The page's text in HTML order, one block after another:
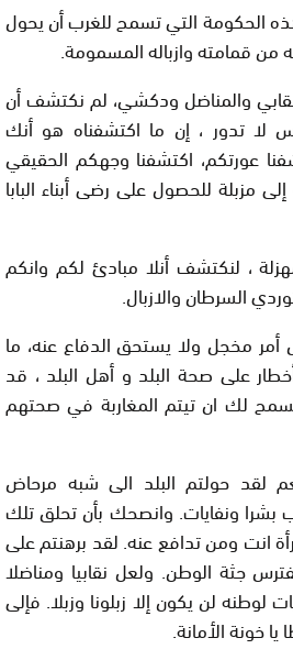
التي تسمح للغرب أن يحول
من قمامته وازباله المسمومة.
والمناضل ودكشي، لم نكتشف أن
لا تدور ، إن ما اكتشفناه هو أنك
عورتكم، اكتشفنا وجهكم الحقيقي
مزبلة للحصول على رضى أبناء البابا
، لنكتشف أنلا مبادئ لكم وانكم
السرطان والازبال.
أمر مخجل ولا يستحق الدفاع عنه، ما
على صحة البلد و أهل البلد ، قد
لك ان تيتم المغاربة في صحتهم
لقد حولتم البلد الى شبه مرحاض
بشرا ونفايات. وانصحك بأن تحلق تلك
انت ومن تدافع عنه. لقد برهنتم على
جثة الوطن. ولعل نقابيا ومناضلا
لوطنه لن يكون إلا زبلونا وزبلا. فإلى
خونة الأمانة.